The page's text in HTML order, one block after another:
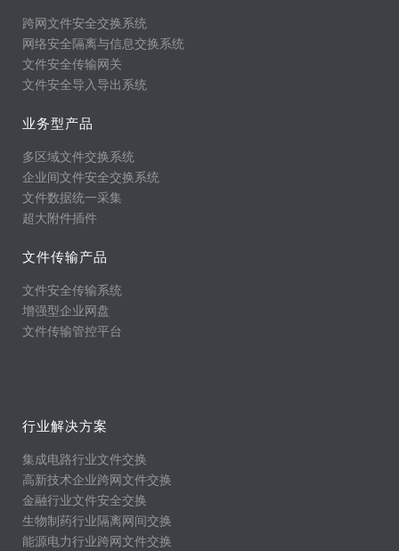
跨网文件安全交换系统
网络安全隔离与信息交换系统
文件安全传输网关
文件安全导入导出系统
业务型产品
多区域文件交换系统
企业间文件安全交换系统
文件数据统一采集
超大附件插件
文件传输产品
文件安全传输系统
增强型企业网盘
文件传输管控平台
行业解决方案
集成电路行业文件交换
高新技术企业跨网文件交换
金融行业文件安全交换
生物制药行业隔离网间交换
能源电力行业跨网文件交换